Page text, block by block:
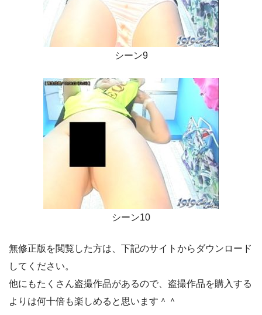
シーン9
シーン10
無修正版を閲覧した方は、下記のサイトからダウンロード
してください。
他にもたくさん盗撮作品があるので、盗撮作品を購入する
よりは何十倍も楽しめると思います＾＾